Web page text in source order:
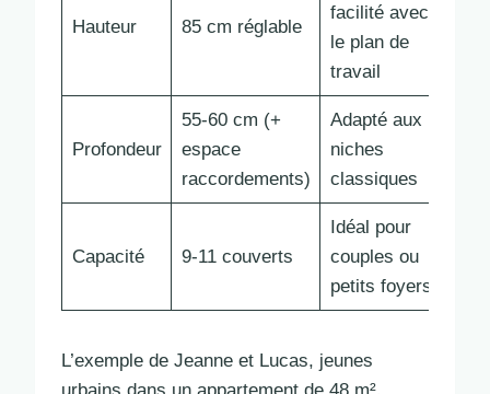
Hauteur 85 cm réglable
facilité avec
le plan de
travail
Profondeur
55-60 cm (+
espace
raccordements)
Adapté aux
niches
classiques
Capacité 9-11 couverts
Idéal pour
couples ou
petits foyers
L’exemple de Jeanne et Lucas, jeunes